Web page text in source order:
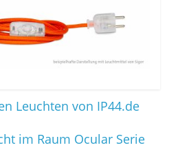
Leuchten von IP44.de
im Raum Ocular Serie